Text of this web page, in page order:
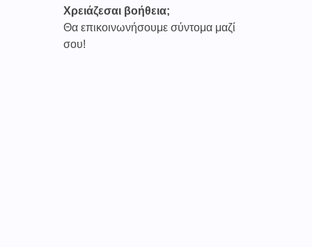
Χρειάζεσαι βοήθεια;
Θα επικοινωνήσουμε σύντομα μαζί
σου!